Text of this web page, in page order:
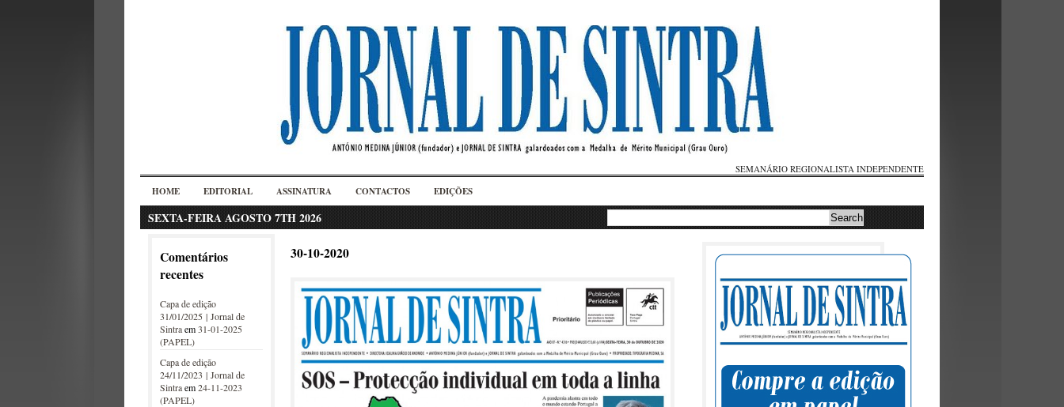
SEMANÁRIO REGIONALISTA INDEPENDENTE
HOME EDITORIAL ASSINATURA CONTACTOS EDIÇÕES
SEXTA-FEIRA AGOSTO 7TH 2026
Comentários
recentes
Capa de edição
31/01/2025 | Jornal de
Sintraem31-01-2025
(PAPEL)
Capa de edição
24/11/2023 | Jornal de
Sintraem24-11-2023
(PAPEL)
30-10-2020